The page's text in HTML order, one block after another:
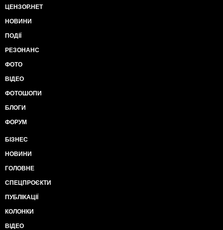
ЦЕНЗОР.НЕТ
НОВИНИ
ПОДІЇ
РЕЗОНАНС
ФОТО
ВІДЕО
ФОТОШОПИ
БЛОГИ
ФОРУМ
БІЗНЕС
НОВИНИ
ГОЛОВНЕ
СПЕЦПРОЄКТИ
ПУБЛІКАЦІЇ
КОЛОНКИ
ВІДЕО